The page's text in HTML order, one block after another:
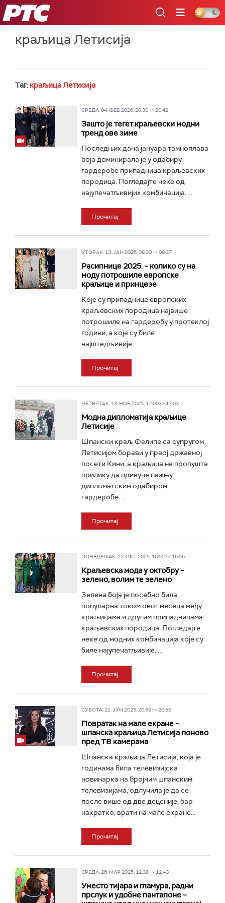
РТС
краљица Летисија
Таг: краљица Летисија
СРЕДА, 04. ФЕБ 2026, 20:30 -> 20:42
Зашто је тегет краљевски модни
тренд ове зиме
Последњих дана јануара тамноплава
боја доминирала је у одабиру
гардеробе припадница краљевских
породица. Погледајте неке од
најупечатљивијих комбинација. ...
Прочитај
УТОРАК, 13. ЈАН 2026, 08:30 -> 08:37
Расипнице 2025. – колико су на
моду потрошиле европске
краљице и принцезе
Које су припаднице европских
краљевских породица највише
потрошиле на гардеробу у протеклој
години, а које су биле
најштедљивије...
Прочитај
ЧЕТВРТАК, 13. НОВ 2025, 17:00 -> 17:03
Модна дипломатија краљице
Летисије
Шпански краљ Фелипе са супругом
Летисијом борави у првој државној
посети Кини, а краљица не пропушта
прилику да привуче пажњу
дипломатским одабиром
гардеробе. ...
Прочитај
ПОНЕДЕЉАК, 27. ОКТ 2025, 16:52 -> 16:56
Краљевска мода у октобру –
зелено, волим те зелено
Зелена боја је посебно била
популарна током овог месеца међу
краљицама и другим припадницама
краљевских породица. Погледајте
неке од модних комбинација које су
биле најупечатљивије. ...
Прочитај
СУБОТА, 21. ЈУН 2025, 20:59 -> 20:59
Повратак на мале екране –
шпанска краљица Летисија поново
пред ТВ камерама
Шпанска краљица Летисија, која је
годинама била телевизијска
новинарка на бројним шпанским
телевизијама, одлучила је да се
после више од две деценије, бар
накратко, врати на мале екране...
Прочитај
СРЕДА, 26. МАР 2025, 12:38 -> 12:43
Уместо тијара и гламура, радни
прслук и удобне панталоне –